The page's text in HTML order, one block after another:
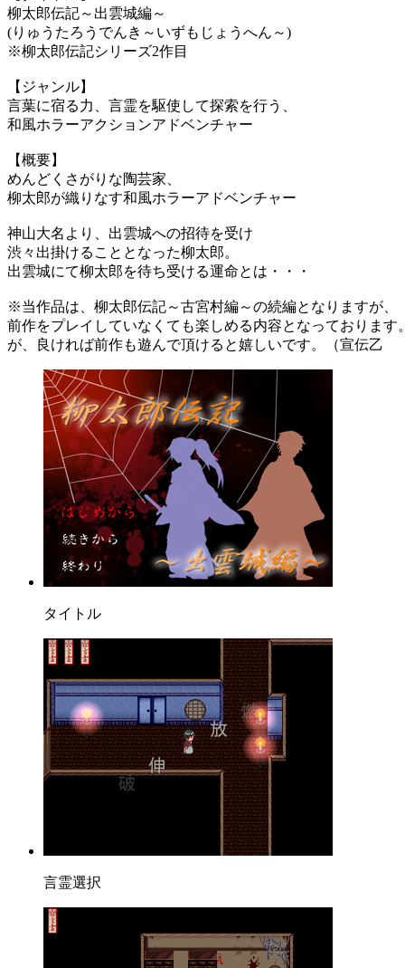
柳太郎伝記～出雲城編～
(りゅうたろうでんき～いずもじょうへん～)
※柳太郎伝記シリーズ2作目
【ジャンル】
言葉に宿る力、言霊を駆使して探索を行う、
和風ホラーアクションアドベンチャー
【概要】
めんどくさがりな陶芸家、
柳太郎が織りなす和風ホラーアドベンチャー
神山大名より、出雲城への招待を受け
渋々出掛けることとなった柳太郎。
出雲城にて柳太郎を待ち受ける運命とは・・・
※当作品は、柳太郎伝記～古宮村編～の続編となりますが、
前作をプレイしていなくても楽しめる内容となっております
が、良ければ前作も遊んで頂けると嬉しいです。（宣伝乙
タイトル
言霊選択